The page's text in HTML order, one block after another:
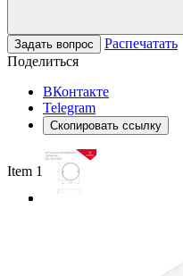
Задать вопрос
Распечатать
Поделиться
ВКонтакте
Telegram
Скопировать ссылку
Item 1 of 3